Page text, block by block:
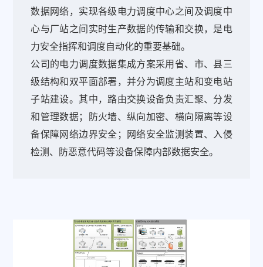
数据网络，实现各级电力调度中心之间及调度中
心与厂站之间实时生产数据的传输和交换，是电
力安全指挥和调度自动化的重要基础。
公司的电力调度数据集成方案采用省、市、县三
级结构和双平面部署，并分为调度主站和变电站
子站建设。其中，路由交换设备负责汇聚、分发
和管理数据；防火墙、纵向加密、横向隔离等设
备保障网络边界安全；网络安全监测装置、入侵
检测、防恶意代码等设备保障内部数据安全。